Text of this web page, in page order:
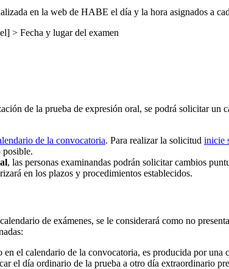
en la web de HABE el día y la hora asignados a
> Fecha y lugar del examen
de la prueba de expresión oral, se podrá solicitar un
de la convocatoria. Para realizar la solicitud inicie
posible.
, las personas examinandas podrán solicitar cambios
en los plazos y procedimientos establecidos.
de exámenes, se le considerará como no
el calendario de la convocatoria, es producida por una
el día ordinario de la prueba a otro día extraordinario